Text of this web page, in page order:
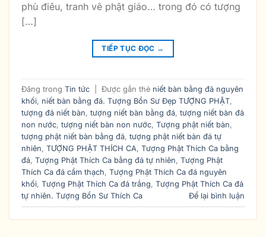
phù điêu, tranh vẽ phật giáo… trong đó có tượng
[…]
TIẾP TỤC ĐỌC →
Đăng trong Tin tức Được gắn thẻ niết bàn bằng đá nguyên
khối, niết bàn bằng đá. Tượng Bổn Sư Đẹp TƯỢNG PHẬT,
tượng đá niết bàn, tượng niết bàn bằng đá, tượng niết bàn đá
non nước, tượng niết bàn non nước, Tượng phật niết bàn,
tượng phật niết bàn bằng đá, tượng phật niết bàn đá tự
nhiên, TƯỢNG PHẬT THÍCH CA, Tượng Phật Thích Ca bằng
đá, Tượng Phật Thích Ca bằng đá tự nhiên, Tượng Phật
Thích Ca đá cẩm thạch, Tượng Phật Thích Ca đá nguyên
khối, Tượng Phật Thích Ca đá trắng, Tượng Phật Thích Ca đá
tự nhiên. Tượng Bổn Sư Thích Ca
Để lại bình luận